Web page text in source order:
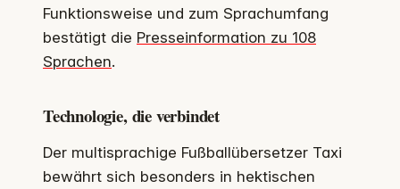
Funktionsweise und zum Sprachumfang
bestätigt die Presseinformation zu 108
Sprachen.
Technologie, die verbindet
Der multisprachige Fußballübersetzer Taxi
bewährt sich besonders in hektischen